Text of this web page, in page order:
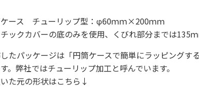
ース チューリップ型：φ60ｍｍ×200ｍｍ
チックカバーの底のみを使用、くびれ部分までは135ｍ
たパッケージは「円筒ケースで簡単にラッピングす
。弊社ではチューリップ加工と呼んでいます。
た元の形状はこちら↓